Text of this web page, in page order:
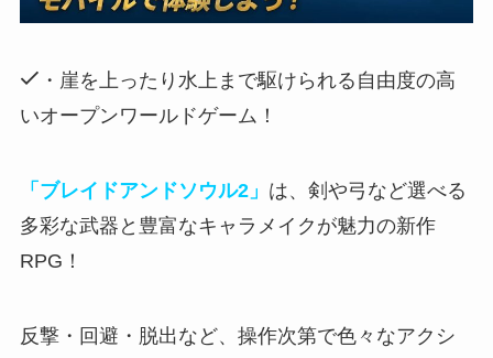
・崖を上ったり水上まで駆けられる自由度の高
いオープンワールドゲーム！
「ブレイドアンドソウル2」 は、剣や弓など選べる
多彩な武器と豊富なキャラメイクが魅力の新作
RPG！
反撃・回避・脱出など、操作次第で色々なアクシ